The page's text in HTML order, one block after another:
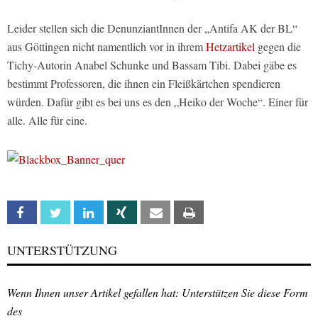
Leider stellen sich die DenunziantInnen der „Antifa AK der BL“
aus Göttingen nicht namentlich vor in ihremHetzartikel gegen die
Tichy-Autorin Anabel Schunke und Bassam Tibi. Dabei gäbe es
bestimmt Professoren, die ihnen ein Fleißkärtchen spendieren
würden. Dafür gibt es bei uns es den „Heiko der Woche“. Einer für
alle. Alle für eine.
Facebook Twitter Linkedin Xing Email
UNTERSTÜTZUNG
Wenn Ihnen unser Artikel gefallen hat: Unterstützen Sie diese Form
des